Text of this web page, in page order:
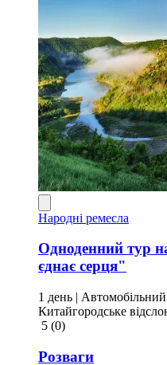
Народні ремесла
Одноденний тур
єднає серця"
1 день | Автомобільний
Китайгородське
5 (0)
Розваги